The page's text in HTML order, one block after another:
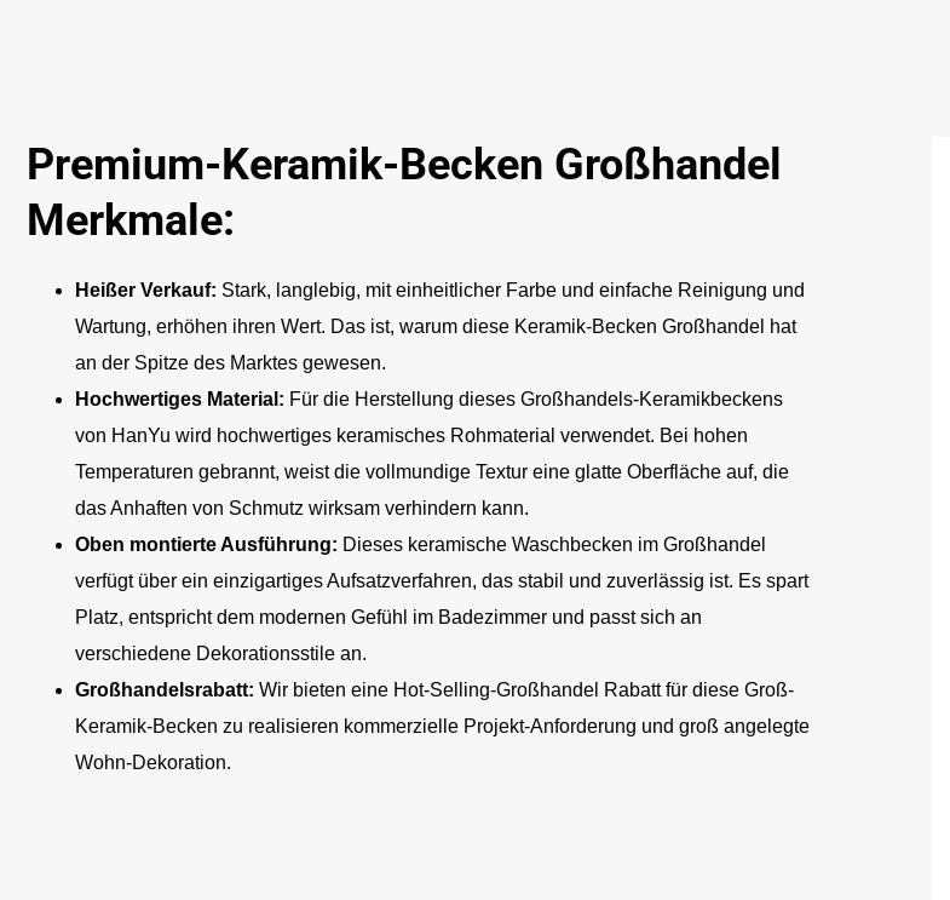
Premium-Keramik-Becken Großhandel
Merkmale:
Heißer Verkauf: Stark, langlebig, mit einheitlicher Farbe und einfache Reinigung und
Wartung, erhöhen ihren Wert. Das ist, warum diese Keramik-Becken Großhandel hat
an der Spitze des Marktes gewesen.
Hochwertiges Material: Für die Herstellung dieses Großhandels-Keramikbeckens
von HanYu wird hochwertiges keramisches Rohmaterial verwendet. Bei hohen
Temperaturen gebrannt, weist die vollmundige Textur eine glatte Oberfläche auf, die
das Anhaften von Schmutz wirksam verhindern kann.
Oben montierte Ausführung: Dieses keramische Waschbecken im Großhandel
verfügt über ein einzigartiges Aufsatzverfahren, das stabil und zuverlässig ist. Es spart
Platz, entspricht dem modernen Gefühl im Badezimmer und passt sich an
verschiedene Dekorationsstile an.
Großhandelsrabatt: Wir bieten eine Hot-Selling-Großhandel Rabatt für diese Groß-
Keramik-Becken zu realisieren kommerzielle Projekt-Anforderung und groß angelegte
Wohn-Dekoration.